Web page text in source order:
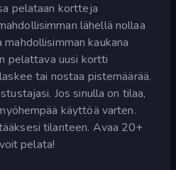
pelataan kortteja
lähellä nollaa
kaukana
pelattava uusi kortti
tai nostaa pistemäärää.
Jos sinulla on tilaa,
käyttöä varten.
tilanteen. Avaa 20+
pelata!